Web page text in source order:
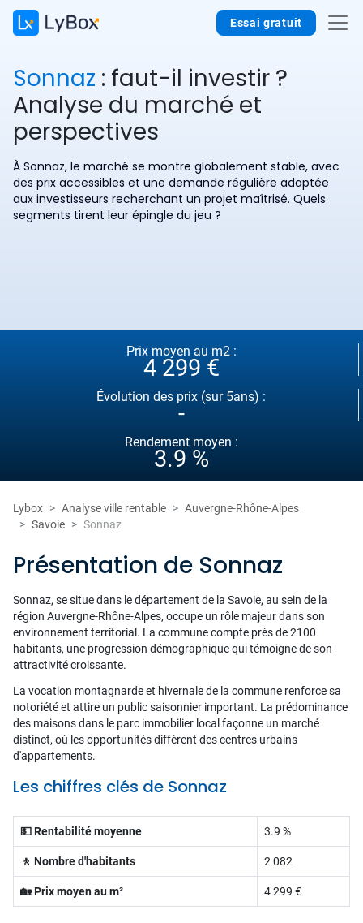
Essai gratuit
Sonnaz : faut-il investir ?
Analyse du marché et
perspectives
À Sonnaz, le marché se montre globalement stable, avec
des prix accessibles et une demande régulière adaptée
aux investisseurs recherchant un projet maîtrisé. Quels
segments tirent leur épingle du jeu ?
Prix moyen au m2 :
4 299 €
Évolution des prix (sur 5ans) :
-
Rendement moyen :
3.9 %
Lybox Analyse ville rentable
Auvergne-Rhône-Alpes
Savoie
Sonnaz
Présentation de Sonnaz
Sonnaz, se situe dans le département de la Savoie, au sein de la
région Auvergne-Rhône-Alpes, occupe un rôle majeur dans son
environnement territorial. La commune compte près de 2100
habitants, une progression démographique qui témoigne de son
attractivité croissante.
La vocation montagnarde et hivernale de la commune renforce sa
notoriété et attire un public saisonnier important. La prédominance
des maisons dans le parc immobilier local façonne un marché
distinct, où les opportunités diffèrent des centres urbains
d'appartements.
Les chiffres clés de Sonnaz
💵 Rentabilité moyenne 3.9 %
🚶 Nombre d'habitants 2 082
🏡 Prix moyen au m² 4 299 €